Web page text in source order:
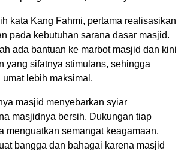
kata Kang Fahmi, pertama realisasikan
pada kebutuhan sarana dasar masjid.
ada bantuan ke marbot masjid dan kini
yang sifatnya stimulans, sehingga
lebih maksimal.
masjid menyebarkan syiar
masjidnya bersih. Dukungan tiap
menguatkan semangat keagamaan.
bangga dan bahagai karena masjid